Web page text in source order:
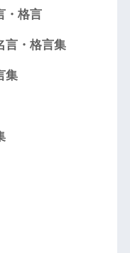
・格言
言・格言集
集